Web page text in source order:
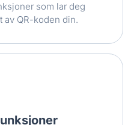
som lar deg
av QR-koden din.